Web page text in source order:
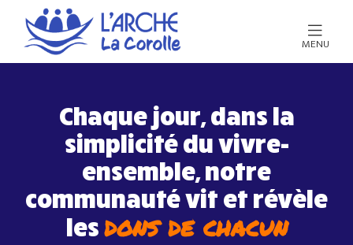
MENU
Chaque jour, dans la
simplicité du vivre-
ensemble, notre
communauté vit et révèle
lesdons de chacun